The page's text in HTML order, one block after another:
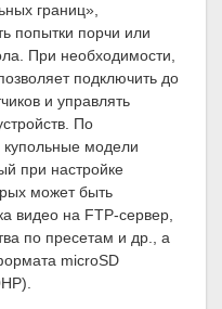
границ»,
попытки порчи или
При необходимости,
подключить до
и управлять
По
купольные модели
при настройке
может быть
видео на FTP-сервер,
по пресетам и др., а
microSD